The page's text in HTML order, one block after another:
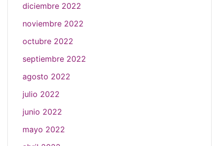
diciembre 2022
noviembre 2022
octubre 2022
septiembre 2022
agosto 2022
julio 2022
junio 2022
mayo 2022